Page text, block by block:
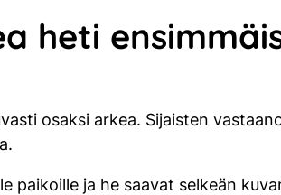
heti
osaksi arkea. Sijaisten
paikoille ja he saavat selkeän